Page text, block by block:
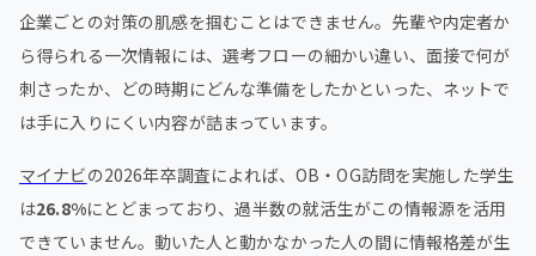
企業ごとの対策の肌感を掴むことはできません。先輩や内定者か
ら得られる一次情報には、選考フローの細かい違い、面接で何が
刺さったか、どの時期にどんな準備をしたかといった、ネットで
は手に入りにくい内容が詰まっています。
マイナビの2026年卒調査によれば、OB・OG訪問を実施した学生
は26.8%にとどまっており、過半数の就活生がこの情報源を活用
できていません。動いた人と動かなかった人の間に情報格差が生